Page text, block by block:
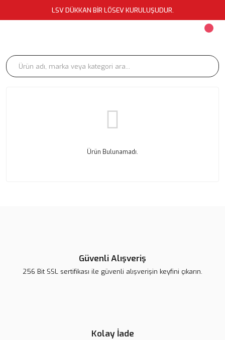
LSV DÜKKAN BİR LÖSEV KURULUŞUDUR.
Ürün Bulunamadı.
Güvenli Alışveriş
256 Bit SSL sertifikası ile güvenli alışverişin keyfini çıkarın.
Kolay İade